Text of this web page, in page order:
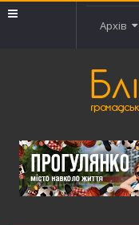
Архів